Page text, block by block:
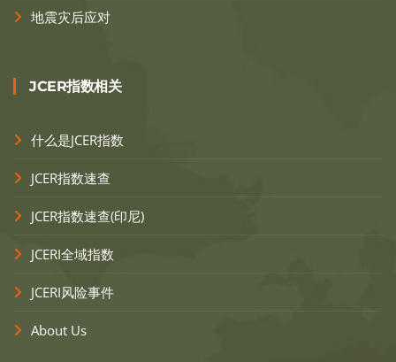
地震灾后应对
JCER指数相关
什么是JCER指数
JCER指数速查
JCER指数速查(印尼)
JCERI全域指数
JCERI风险事件
About Us